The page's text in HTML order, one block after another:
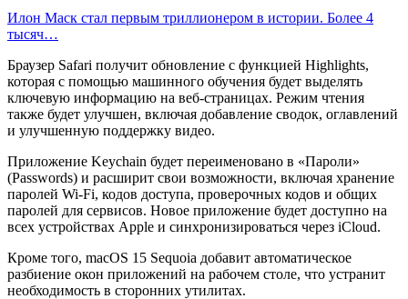
Илон Маск стал первым триллионером в истории. Более 4
тысяч…
Браузер Safari получит обновление с функцией Highlights,
которая с помощью машинного обучения будет выделять
ключевую информацию на веб-страницах. Режим чтения
также будет улучшен, включая добавление сводок, оглавлений
и улучшенную поддержку видео.
Приложение Keychain будет переименовано в «Пароли»
(Passwords) и расширит свои возможности, включая хранение
паролей Wi-Fi, кодов доступа, проверочных кодов и общих
паролей для сервисов. Новое приложение будет доступно на
всех устройствах Apple и синхронизироваться через iCloud.
Кроме того, macOS 15 Sequoia добавит автоматическое
разбиение окон приложений на рабочем столе, что устранит
необходимость в сторонних утилитах.